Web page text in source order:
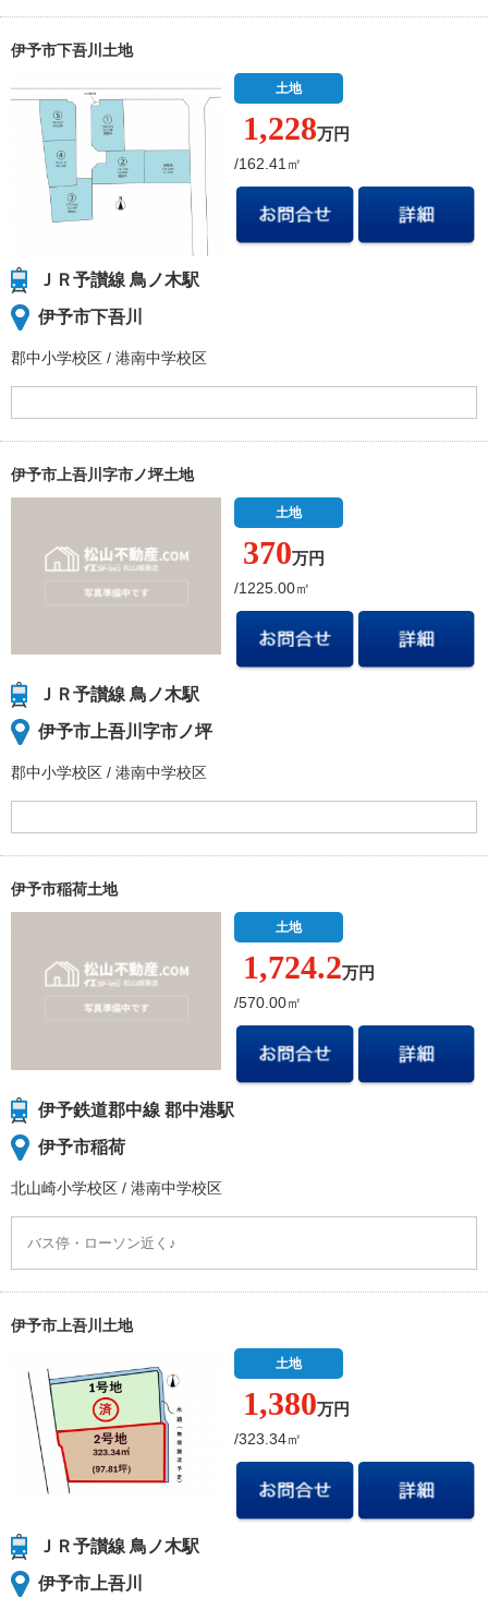
伊予市下吾川土地
土地
1,228万円
/162.41㎡
ＪＲ予讃線 鳥ノ木駅
伊予市下吾川
郡中小学校区 / 港南中学校区
伊予市上吾川字市ノ坪土地
土地
370万円
/1225.00㎡
ＪＲ予讃線 鳥ノ木駅
伊予市上吾川字市ノ坪
郡中小学校区 / 港南中学校区
伊予市稲荷土地
土地
1,724.2万円
/570.00㎡
伊予鉄道郡中線 郡中港駅
伊予市稲荷
北山崎小学校区 / 港南中学校区
バス停・ローソン近く♪
伊予市上吾川土地
土地
1,380万円
/323.34㎡
ＪＲ予讃線 鳥ノ木駅
伊予市上吾川